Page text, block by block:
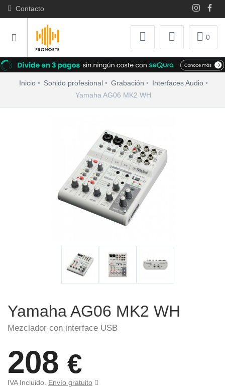
Contacto
0
Inicio Sonido profesional Grabación
Interfaces Audio
Yamaha AG06 MK2 WH
Yamaha AG06 MK2 WH
Mezclador con interface USB
208 €
IVA Incluido. Envío gratuito